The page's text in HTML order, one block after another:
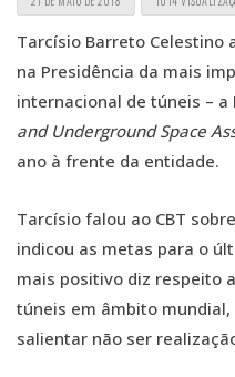
Tarcísio Barreto Celestino
na Presidência da mais
internacional de túneis – a
and Underground Space
ano à frente da entidade.
Tarcísio falou ao CBT
indicou as metas para o
mais positivo diz respeito
túneis em âmbito
salientar não ser